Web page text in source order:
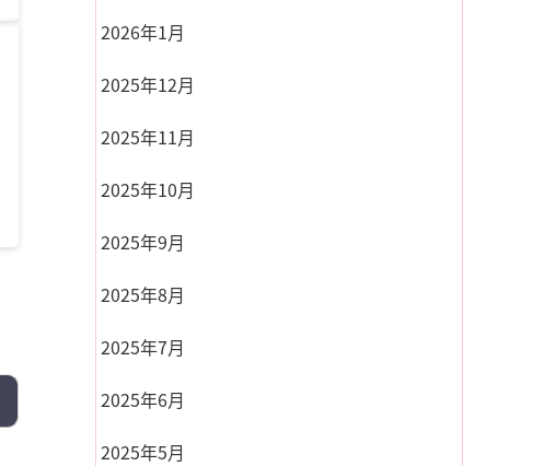
2026年1月
2025年12月
2025年11月
2025年10月
2025年9月
2025年8月
2025年7月
2025年6月
2025年5月